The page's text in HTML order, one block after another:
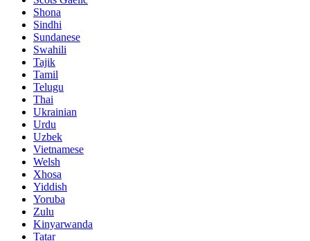
Shona
Sindhi
Sundanese
Swahili
Tajik
Tamil
Telugu
Thai
Ukrainian
Urdu
Uzbek
Vietnamese
Welsh
Xhosa
Yiddish
Yoruba
Zulu
Kinyarwanda
Tatar